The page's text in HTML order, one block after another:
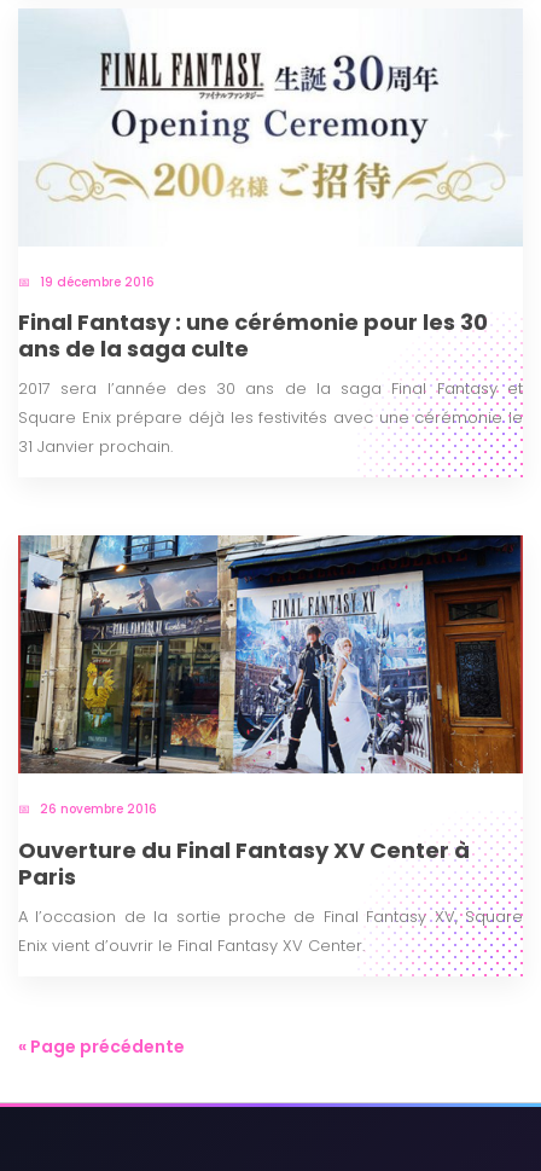
19 décembre 2016
Final Fantasy : une cérémonie pour les 30
ans de la saga culte
2017 sera l’année des 30 ans de la saga Final Fantasy et
Square Enix prépare déjà les festivités avec une cérémonie le
31 Janvier prochain.
26 novembre 2016
Ouverture du Final Fantasy XV Center à
Paris
A l’occasion de la sortie proche de Final Fantasy XV, Square
Enix vient d’ouvrir le Final Fantasy XV Center.
« Page précédente